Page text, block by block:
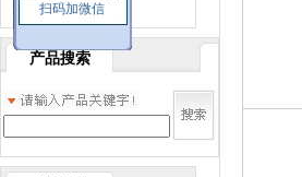
扫码加微信
双金属温度计
产品搜索